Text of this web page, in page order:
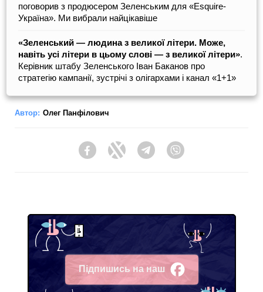
поговорив з продюсером Зеленським для «Esquire-
Україна». Ми вибрали найцікавіше
«Зеленський — людина з великої літери. Може,
навіть усі літери в цьому слові — з великої літери».
Керівник штабу Зеленського Іван Баканов про
стратегію кампанії, зустрічі з олігархами і канал «1+1»
Автор: Олег Панфілович
FacebookTwitter Telegram
Підпишись на наш
Facebook